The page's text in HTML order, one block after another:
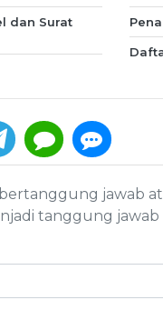
dan Surat
jawab
tanggung